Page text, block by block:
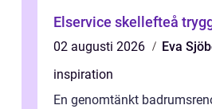
02 augusti 2026
Eva
inspiration
En genomtänkt